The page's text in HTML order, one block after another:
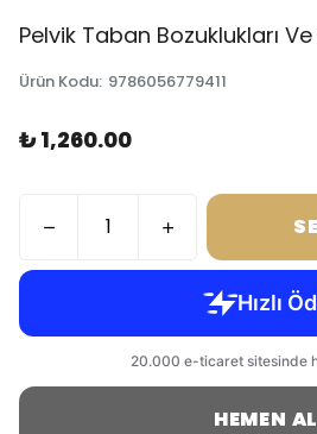
Pelvik Taban Bozuklukları
Ürün Kodu: 9786056779411
₺ 1,260.00
HEMEN AL